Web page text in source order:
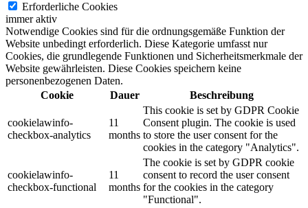
Erforderliche Cookies
immer aktiv
Notwendige Cookies sind für die ordnungsgemäße Funktion der
Website unbedingt erforderlich. Diese Kategorie umfasst nur
Cookies, die grundlegende Funktionen und Sicherheitsmerkmale der
Website gewährleisten. Diese Cookies speichern keine
personenbezogenen Daten.
Cookie
Dauer Beschreibung
cookielawinfo-
checkbox-analytics
11
months
This cookie is set by GDPR Cookie
Consent plugin. The cookie is used
to store the user consent for the
cookies in the category "Analytics".
cookielawinfo-
checkbox-functional
11
months
The cookie is set by GDPR cookie
consent to record the user consent
for the cookies in the category
"Functional".